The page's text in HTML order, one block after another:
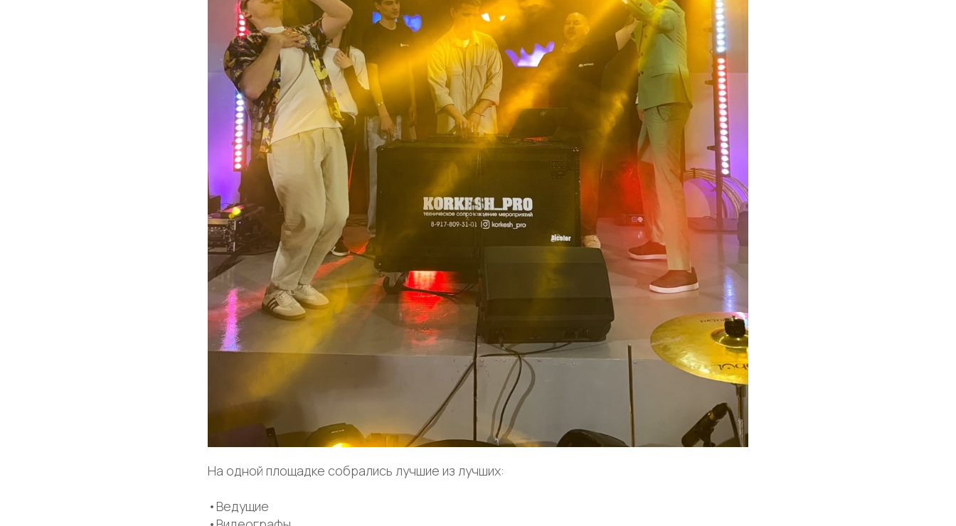
На одной площадке собрались лучшие из лучших:
•Ведущие